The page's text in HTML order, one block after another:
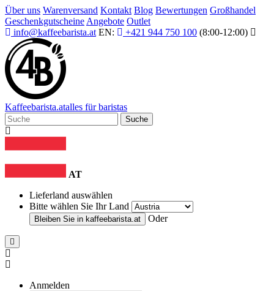
Über uns Warenversand Kontakt Blog Bewertungen Großhandel
Geschenkgutscheine Angebote Outlet
info@kaffeebarista.at EN: +421 944 750 100 (8:00-12:00)
Kaffeebarista.atalles für baristas
Suche
AT
Lieferland auswählen
Bitte wählen Sie Ihr Land
Bleiben Sie in kaffeebarista.at Oder
Anmelden